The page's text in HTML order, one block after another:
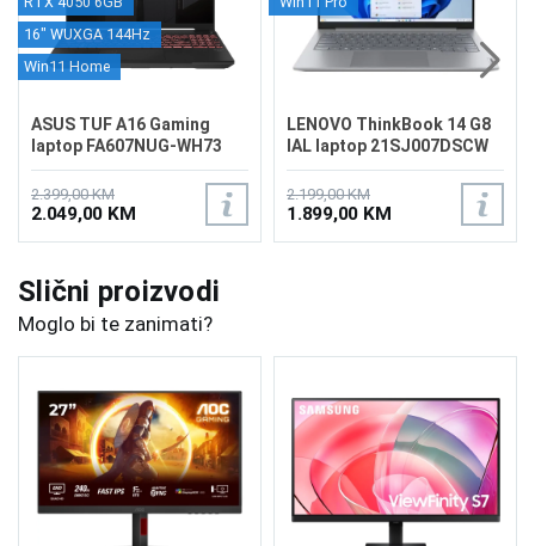
16" WUXGA 144Hz
Win11 Home
ASUS TUF A16 Gaming
laptop FA607NUG-WH73
2.399,00 KM
2.049,00 KM
LENOVO ThinkBook 14 G8
IAL laptop 21SJ007DSCW
2.199,00 KM
1.899,00 KM
Slični proizvodi
Moglo bi te zanimati?